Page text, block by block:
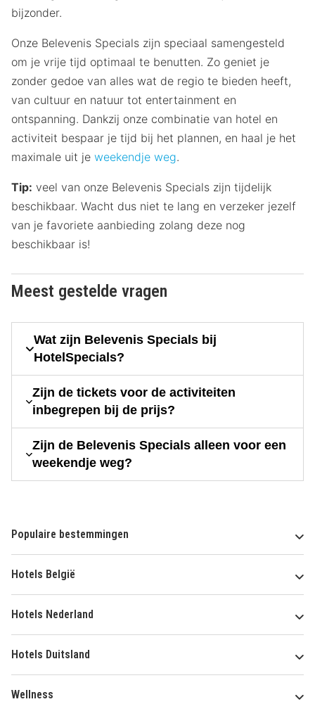
bijzonder.
Onze Belevenis Specials zijn speciaal samengesteld
om je vrije tijd optimaal te benutten. Zo geniet je
zonder gedoe van alles wat de regio te bieden heeft,
van cultuur en natuur tot entertainment en
ontspanning. Dankzij onze combinatie van hotel en
activiteit bespaar je tijd bij het plannen, en haal je het
maximale uit je weekendje weg.
Tip: veel van onze Belevenis Specials zijn tijdelijk
beschikbaar. Wacht dus niet te lang en verzeker jezelf
van je favoriete aanbieding zolang deze nog
beschikbaar is!
Meest gestelde vragen
Wat zijn Belevenis Specials bij
HotelSpecials?
Zijn de tickets voor de activiteiten
inbegrepen bij de prijs?
Zijn de Belevenis Specials alleen voor een
weekendje weg?
Populaire bestemmingen
Hotels België
Hotels Nederland
Hotels Duitsland
Wellness